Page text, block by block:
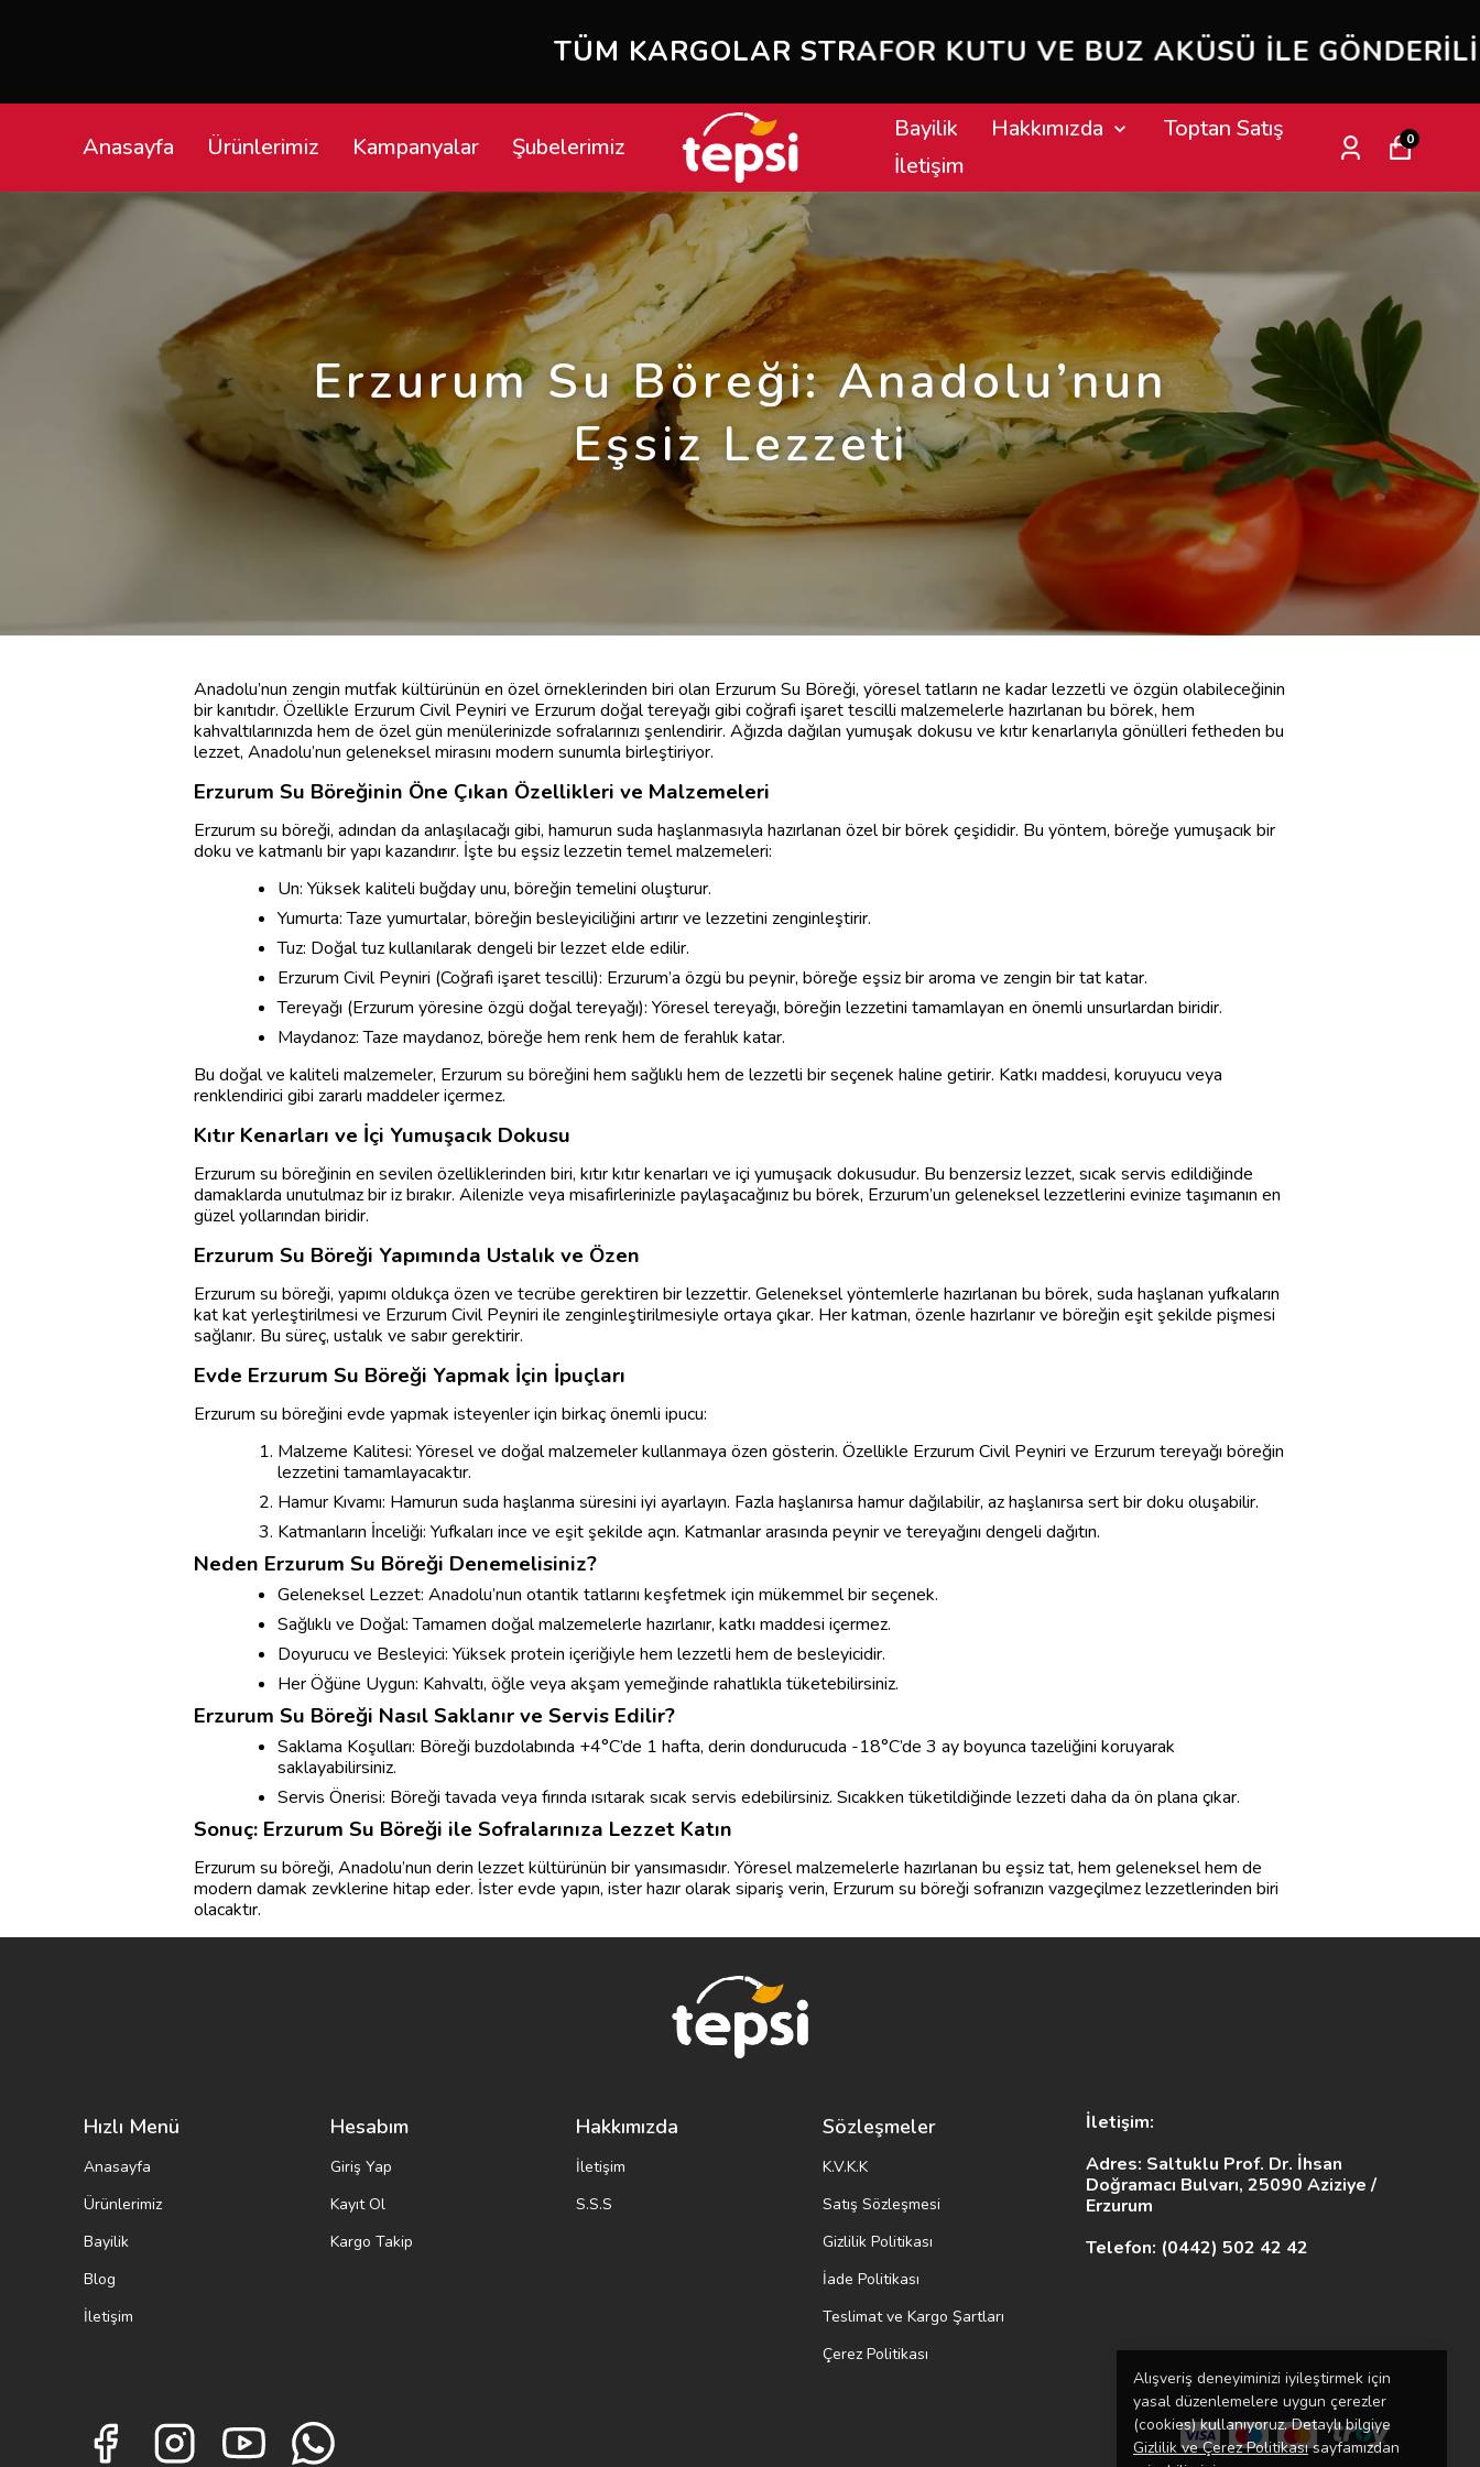
TÜM KARGOLAR STRAFOR KUTU VE BUZ AKÜSÜ İLE GÖNDERILIR..
Anasayfa Ürünlerimiz Kampanyalar Şubelerimiz
Bayilik Hakkımızda
Toptan Satış
İletişim
0
Alışveriş deneyiminizi iyileştirmek için
yasal düzenlemelere uygun çerezler
(cookies) kullanıyoruz. Detaylı bilgiye
Gizlilik ve Çerez Politikasısayfamızdan
Erzurum Su Böreği: Anadolu’nun
Eşsiz Lezzeti
Anadolu’nun zengin mutfak kültürünün en özel örneklerinden biri olan Erzurum Su Böreği, yöresel tatların ne kadar lezzetli ve özgün olabileceğinin
bir kanıtıdır. Özellikle Erzurum Civil Peyniri ve Erzurum doğal tereyağı gibi coğrafi işaret tescilli malzemelerle hazırlanan bu börek, hem
kahvaltılarınızda hem de özel gün menülerinizde sofralarınızı şenlendirir. Ağızda dağılan yumuşak dokusu ve kıtır kenarlarıyla gönülleri fetheden bu
lezzet, Anadolu’nun geleneksel mirasını modern sunumla birleştiriyor.
Erzurum Su Böreğinin Öne Çıkan Özellikleri ve Malzemeleri
Erzurum su böreği, adından da anlaşılacağı gibi, hamurun suda haşlanmasıyla hazırlanan özel bir börek çeşididir. Bu yöntem, böreğe yumuşacık bir
doku ve katmanlı bir yapı kazandırır. İşte bu eşsiz lezzetin temel malzemeleri:
Un: Yüksek kaliteli buğday unu, böreğin temelini oluşturur.
Yumurta: Taze yumurtalar, böreğin besleyiciliğini artırır ve lezzetini zenginleştirir.
Tuz: Doğal tuz kullanılarak dengeli bir lezzet elde edilir.
Erzurum Civil Peyniri (Coğrafi işaret tescilli): Erzurum’a özgü bu peynir, böreğe eşsiz bir aroma ve zengin bir tat katar.
Tereyağı (Erzurum yöresine özgü doğal tereyağı): Yöresel tereyağı, böreğin lezzetini tamamlayan en önemli unsurlardan biridir.
Maydanoz: Taze maydanoz, böreğe hem renk hem de ferahlık katar.
Bu doğal ve kaliteli malzemeler, Erzurum su böreğini hem sağlıklı hem de lezzetli bir seçenek haline getirir. Katkı maddesi, koruyucu veya
renklendirici gibi zararlı maddeler içermez.
Kıtır Kenarları ve İçi Yumuşacık Dokusu
Erzurum su böreğinin en sevilen özelliklerinden biri, kıtır kıtır kenarları ve içi yumuşacık dokusudur. Bu benzersiz lezzet, sıcak servis edildiğinde
damaklarda unutulmaz bir iz bırakır. Ailenizle veya misafirlerinizle paylaşacağınız bu börek, Erzurum’un geleneksel lezzetlerini evinize taşımanın en
güzel yollarından biridir.
Erzurum Su Böreği Yapımında Ustalık ve Özen
Erzurum su böreği, yapımı oldukça özen ve tecrübe gerektiren bir lezzettir. Geleneksel yöntemlerle hazırlanan bu börek, suda haşlanan yufkaların
kat kat yerleştirilmesi ve Erzurum Civil Peyniri ile zenginleştirilmesiyle ortaya çıkar. Her katman, özenle hazırlanır ve böreğin eşit şekilde pişmesi
sağlanır. Bu süreç, ustalık ve sabır gerektirir.
Evde Erzurum Su Böreği Yapmak İçin İpuçları
Erzurum su böreğini evde yapmak isteyenler için birkaç önemli ipucu:
Malzeme Kalitesi: Yöresel ve doğal malzemeler kullanmaya özen gösterin. Özellikle Erzurum Civil Peyniri ve Erzurum tereyağı böreğin
lezzetini tamamlayacaktır.
Hamur Kıvamı: Hamurun suda haşlanma süresini iyi ayarlayın. Fazla haşlanırsa hamur dağılabilir, az haşlanırsa sert bir doku oluşabilir.
Katmanların İnceliği: Yufkaları ince ve eşit şekilde açın. Katmanlar arasında peynir ve tereyağını dengeli dağıtın.
Neden Erzurum Su Böreği Denemelisiniz?
Geleneksel Lezzet: Anadolu’nun otantik tatlarını keşfetmek için mükemmel bir seçenek.
Sağlıklı ve Doğal: Tamamen doğal malzemelerle hazırlanır, katkı maddesi içermez.
Doyurucu ve Besleyici: Yüksek protein içeriğiyle hem lezzetli hem de besleyicidir.
Her Öğüne Uygun: Kahvaltı, öğle veya akşam yemeğinde rahatlıkla tüketebilirsiniz.
Erzurum Su Böreği Nasıl Saklanır ve Servis Edilir?
Saklama Koşulları: Böreği buzdolabında +4°C’de 1 hafta, derin dondurucuda -18°C’de 3 ay boyunca tazeliğini koruyarak
saklayabilirsiniz.
Servis Önerisi: Böreği tavada veya fırında ısıtarak sıcak servis edebilirsiniz. Sıcakken tüketildiğinde lezzeti daha da ön plana çıkar.
Sonuç: Erzurum Su Böreği ile Sofralarınıza Lezzet Katın
Erzurum su böreği, Anadolu’nun derin lezzet kültürünün bir yansımasıdır. Yöresel malzemelerle hazırlanan bu eşsiz tat, hem geleneksel hem de
modern damak zevklerine hitap eder. İster evde yapın, ister hazır olarak sipariş verin, Erzurum su böreği sofranızın vazgeçilmez lezzetlerinden biri
olacaktır.
Hızlı Menü
Anasayfa
Ürünlerimiz
Bayilik
Blog
İletişim
Hesabım
Giriş Yap
Kayıt Ol
Kargo Takip
Hakkımızda
İletişim
S.S.S
Sözleşmeler
K.V.K.K
Satış Sözleşmesi
Gizlilik Politikası
İade Politikası
Teslimat ve Kargo Şartları
Çerez Politikası
İletişim:
Adres: Saltuklu Prof. Dr. İhsan
Doğramacı Bulvarı, 25090 Aziziye /
Erzurum
Telefon: (0442) 502 42 42